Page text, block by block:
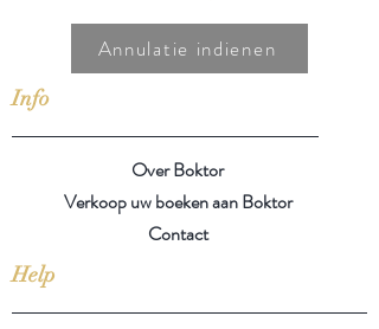
Annulatie indienen
Info
Over Boktor
Verkoop uw boeken aan Boktor
Contact
Help